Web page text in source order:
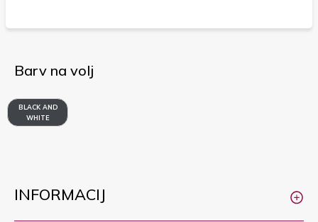
Barv na volj
BLACK AND
WHITE
INFORMACIJ